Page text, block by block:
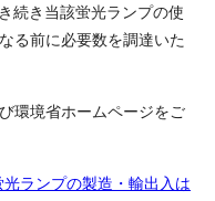
続き当該蛍光ランプの使
る前に必要数を調達いた
環境省ホームページをご
ランプの製造・輸出入は